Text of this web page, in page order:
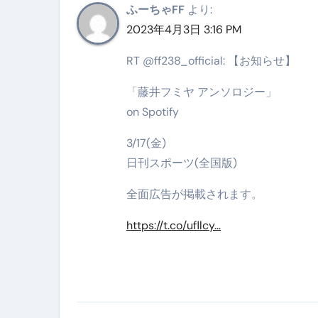
ふーちゃFF より:
2023年4月3日 3:16 PM
RT @ff238_official: 【お知らせ】
「藤井フミヤ アンソロジー」
on Spotify
3/17(金)
日刊スポーツ(全国版)
全面広告が掲載されます。
https://t.co/ufllcy…